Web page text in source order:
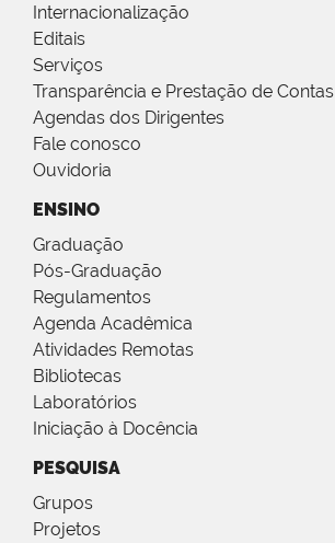
Internacionalização
Editais
Serviços
Transparência e Prestação de Contas
Agendas dos Dirigentes
Fale conosco
Ouvidoria
ENSINO
Graduação
Pós-Graduação
Regulamentos
Agenda Acadêmica
Atividades Remotas
Bibliotecas
Laboratórios
Iniciação à Docência
PESQUISA
Grupos
Projetos